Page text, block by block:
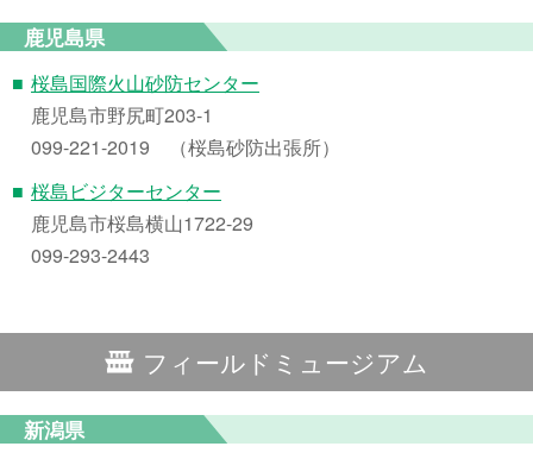
鹿児島県
■ 桜島国際火山砂防センター
鹿児島市野尻町203-1
099-221-2019 （桜島砂防出張所）
■ 桜島ビジターセンター
鹿児島市桜島横山1722-29
099-293-2443
フィールドミュージアム
新潟県